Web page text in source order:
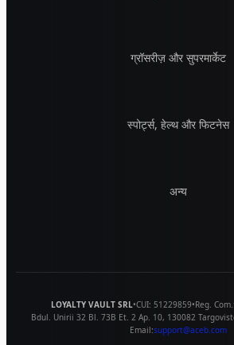
ग्रॉसरीज़ और सुपरमार्केट
स्पोर्ट्स, हेल्थ और फिटनेस
अन्य
LOYALTY VAULT SRL•CUI: 51229859•Reg. Com.:
Bdul. Unirii 32 Bl. 73B Et. 2 Ap. 10, 130082
Email:support@aceb.com